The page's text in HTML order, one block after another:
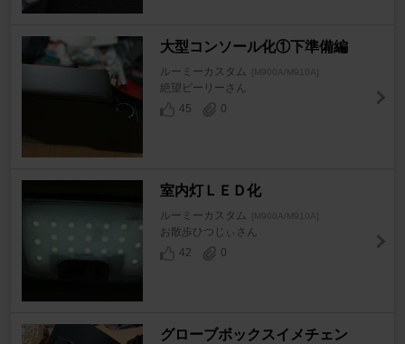
大型コンソール化①下準備編
ルーミーカスタム [M900A/M910A]
絶望ビーリーさん
45
0
室内灯ＬＥＤ化
ルーミーカスタム [M900A/M910A]
お散歩ひつじぃさん
42
0
グローブボックスイメチェン